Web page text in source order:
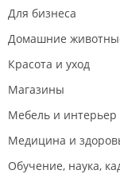
постановки на
Для бизнеса
Домашние
Красота и уход
Магазины
Мебель и интерьер
Медицина и
Обучение, наука,